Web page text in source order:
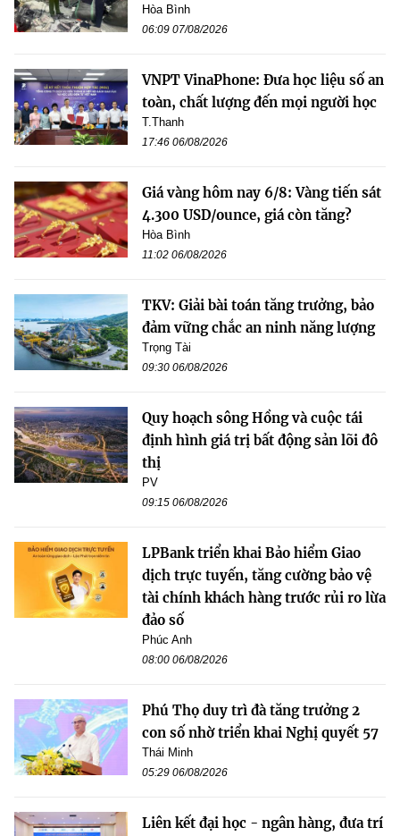
Hòa Bình
06:09 07/08/2026
VNPT VinaPhone: Đưa học liệu số an
toàn, chất lượng đến mọi người học
T.Thanh
17:46 06/08/2026
Giá vàng hôm nay 6/8: Vàng tiến sát
4.300 USD/ounce, giá còn tăng?
Hòa Bình
11:02 06/08/2026
TKV: Giải bài toán tăng trưởng, bảo
đảm vững chắc an ninh năng lượng
Trọng Tài
09:30 06/08/2026
Quy hoạch sông Hồng và cuộc tái
định hình giá trị bất động sản lõi đô
thị
PV
09:15 06/08/2026
LPBank triển khai Bảo hiểm Giao
dịch trực tuyến, tăng cường bảo vệ
tài chính khách hàng trước rủi ro lừa
đảo số
Phúc Anh
08:00 06/08/2026
Phú Thọ duy trì đà tăng trưởng 2
con số nhờ triển khai Nghị quyết 57
Thái Minh
05:29 06/08/2026
Liên kết đại học - ngân hàng, đưa trí